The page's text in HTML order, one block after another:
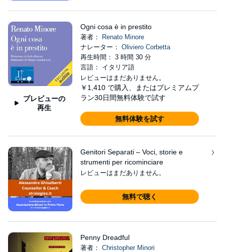
プレビューの
再生
Ogni cosa è in prestito
著者：
Renato Minore
ナレーター： Oliviero Corbetta
再生時間： 3 時間 30 分
言語： イタリア語
レビューはまだありません。
￥1,410 で購入、またはプレミアムプ
ラン30日間無料体験で試す
無料体験を試す
Genitori Separati – Voci, storie e
strumenti per ricominciare
レビューはまだありません。
無料で聴く
Penny Dreadful
著者： Christopher Minori